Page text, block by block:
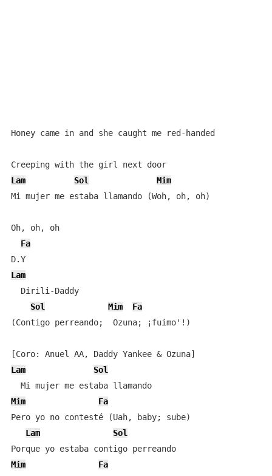
Honey came in and she caught me red-handed
Creeping with the girl next door
Lam
Sol
Mim
Mi mujer me estaba llamando (Woh, oh, oh)
Oh, oh, oh
Fa
D.Y
Lam
  Dirili-Daddy
Sol
Mim
Fa
(Contigo perreando;  Ozuna; ¡fuimo'!)
Lam
Sol
  Mi mujer me estaba llamando
Mim
Fa
Pero yo no contesté (Uah, baby; sube)
Lam
Sol
Porque yo estaba contigo perreando
Mim
Fa